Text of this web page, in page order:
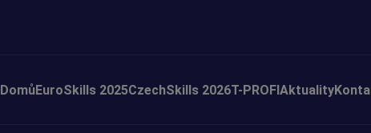
DomůEuroSkills 2025CzechSkills 2026T-PROFIAktuality